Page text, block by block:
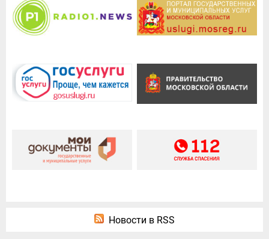
Новости в RSS